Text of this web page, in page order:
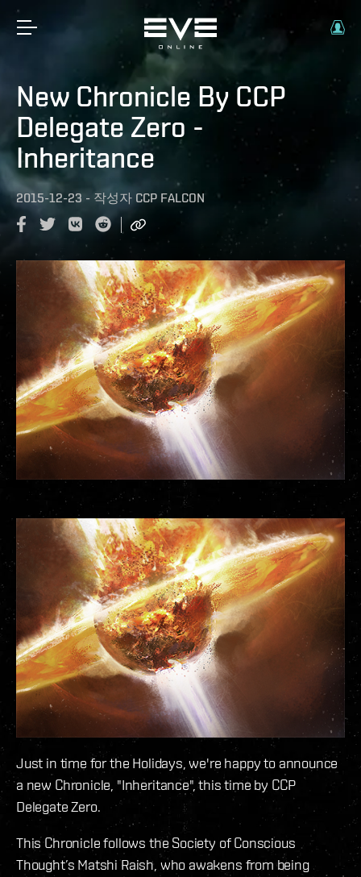
New Chronicle By CCP
Delegate Zero -
Inheritance
2015-12-23 - 작성자 CCP FALCON
Just in time for the Holidays, we're happy to announce
a new Chronicle, "Inheritance", this time by CCP
Delegate Zero.
This Chronicle follows the Society of Conscious
Thought’s Matshi Raish, who awakens from being